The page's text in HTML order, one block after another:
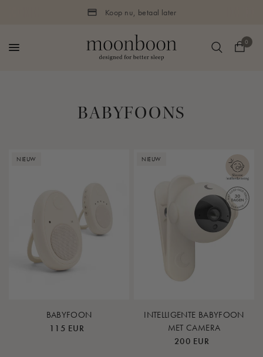
Koop nu, betaal later
0
BABYFOONS
NIEUW
BABYFOON
115 EUR
NIEUW
INTELLIGENTE BABYFOON
MET CAMERA
200 EUR